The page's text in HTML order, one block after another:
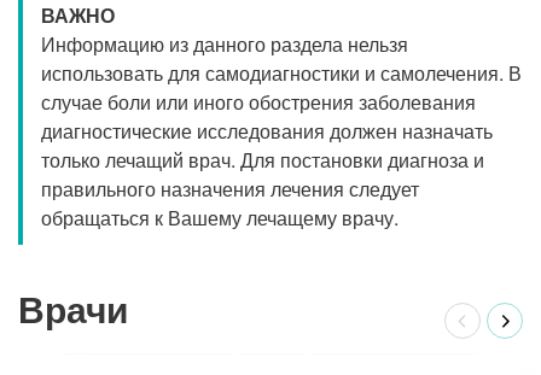
ВАЖНО
Информацию из данного раздела нельзя
использовать для самодиагностики и самолечения. В
случае боли или иного обострения заболевания
диагностические исследования должен назначать
только лечащий врач. Для постановки диагноза и
правильного назначения лечения следует
обращаться к Вашему лечащему врачу.
Врачи